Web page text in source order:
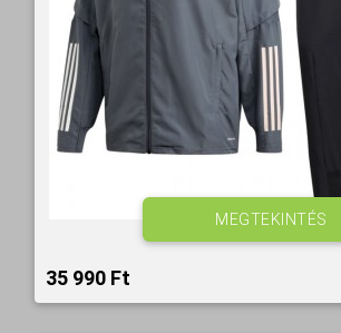
35 990 Ft‎
MEGTEKINTÉS